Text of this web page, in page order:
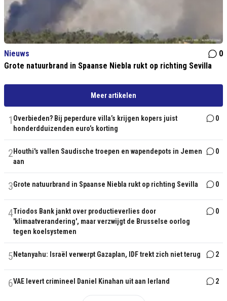
Nieuws
0
Grote natuurbrand in Spaanse Niebla rukt op richting Sevilla
Meer artikelen
1 Overbieden? Bij peperdure villa’s krijgen kopers juist
honderdduizenden euro’s korting
0
2 Houthi's vallen Saudische troepen en wapendepots in Jemen
aan
0
3Grote natuurbrand in Spaanse Niebla rukt op richting Sevilla 0
4Triodos Bank jankt over productieverlies door
'klimaatverandering', maar verzwijgt de Brusselse oorlog
tegen koelsystemen
0
5 Netanyahu: Israël verwerpt Gazaplan, IDF trekt zich niet terug 2
6VAE levert crimineel Daniel Kinahan uit aan Ierland 2